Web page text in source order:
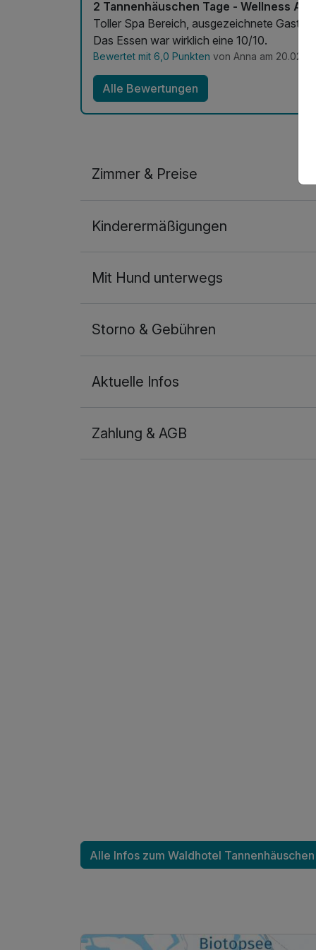
2 Tannenhäuschen Tage - Wellness
Toller Spa Bereich, ausgezeichnete
Das Essen war wirklich eine 10/10.
Bewertet mit 6,0 Punkten von Anna am
Alle Bewertungen
Zimmer & Preise
2 Erwachsene
Kinderermäßigungen
Mit Hund unterwegs
Storno & Gebühren
Aktuelle Infos
Zahlung & AGB
Alle Infos zum Waldhotel Tannenhäuschen